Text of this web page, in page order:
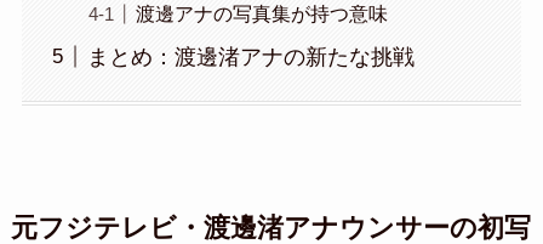
渡邊アナの写真集が持つ意味
まとめ：渡邊渚アナの新たな挑戦
元フジテレビ・渡邊渚アナウンサーの初写